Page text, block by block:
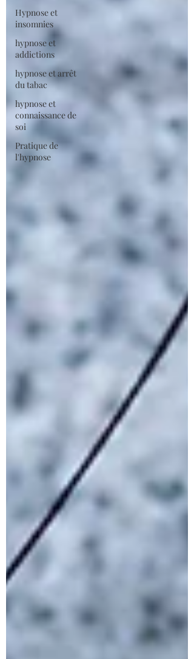
Hypnose et
insomnies
hypnose et
addictions
hypnose et arrêt
du tabac
hypnose et
connaissance de
soi
Pratique de
l'hypnose